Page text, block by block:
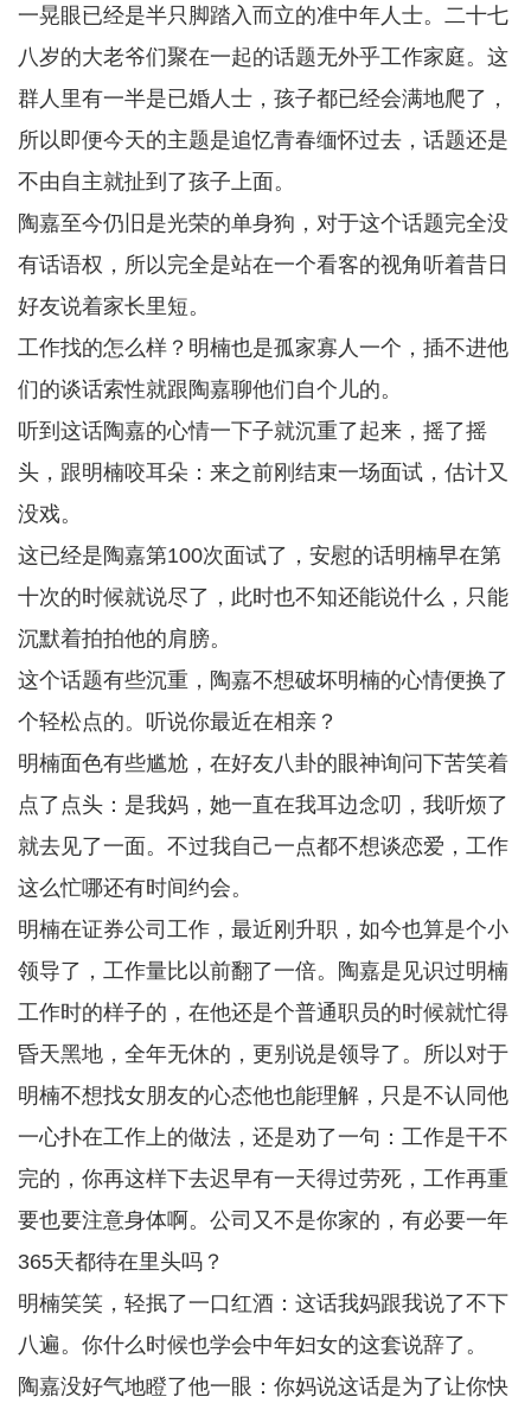
一晃眼已经是半只脚踏入而立的准中年人士。二十七
八岁的大老爷们聚在一起的话题无外乎工作家庭。这
群人里有一半是已婚人士，孩子都已经会满地爬了，
所以即便今天的主题是追忆青春缅怀过去，话题还是
不由自主就扯到了孩子上面。
陶嘉至今仍旧是光荣的单身狗，对于这个话题完全没
有话语权，所以完全是站在一个看客的视角听着昔日
好友说着家长里短。
工作找的怎么样？明楠也是孤家寡人一个，插不进他
们的谈话索性就跟陶嘉聊他们自个儿的。
听到这话陶嘉的心情一下子就沉重了起来，摇了摇
头，跟明楠咬耳朵：来之前刚结束一场面试，估计又
没戏。
这已经是陶嘉第100次面试了，安慰的话明楠早在第
十次的时候就说尽了，此时也不知还能说什么，只能
沉默着拍拍他的肩膀。
这个话题有些沉重，陶嘉不想破坏明楠的心情便换了
个轻松点的。听说你最近在相亲？
明楠面色有些尴尬，在好友八卦的眼神询问下苦笑着
点了点头：是我妈，她一直在我耳边念叨，我听烦了
就去见了一面。不过我自己一点都不想谈恋爱，工作
这么忙哪还有时间约会。
明楠在证券公司工作，最近刚升职，如今也算是个小
领导了，工作量比以前翻了一倍。陶嘉是见识过明楠
工作时的样子的，在他还是个普通职员的时候就忙得
昏天黑地，全年无休的，更别说是领导了。所以对于
明楠不想找女朋友的心态他也能理解，只是不认同他
一心扑在工作上的做法，还是劝了一句：工作是干不
完的，你再这样下去迟早有一天得过劳死，工作再重
要也要注意身体啊。公司又不是你家的，有必要一年
365天都待在里头吗？
明楠笑笑，轻抿了一口红酒：这话我妈跟我说了不下
八遍。你什么时候也学会中年妇女的这套说辞了。
陶嘉没好气地瞪了他一眼：你妈说这话是为了让你快